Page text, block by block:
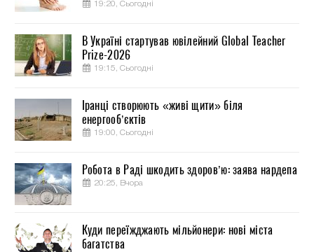
19:20, Сьогодні
В Україні стартував ювілейний Global Teacher
Prize-2026
19:15, Сьогодні
Іранці створюють «живі щити» біля
енергооб’єктів
19:00, Сьогодні
Робота в Раді шкодить здоров’ю: заява нардепа
20:25, Вчора
Куди переїжджають мільйонери: нові міста
багатства